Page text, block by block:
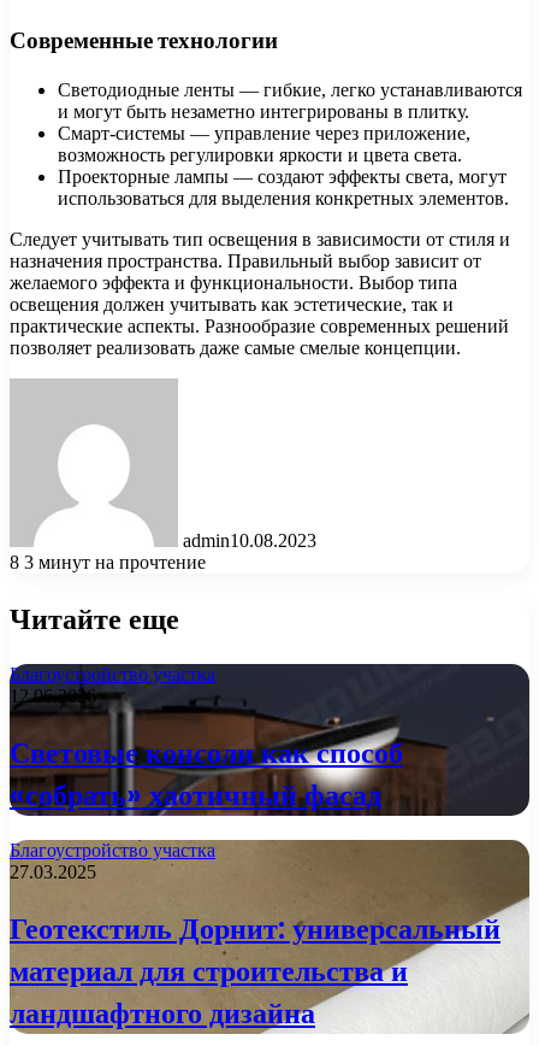
Современные технологии
Светодиодные ленты — гибкие, легко устанавливаются
и могут быть незаметно интегрированы в плитку.
Смарт-системы — управление через приложение,
возможность регулировки яркости и цвета света.
Проекторные лампы — создают эффекты света, могут
использоваться для выделения конкретных элементов.
Следует учитывать тип освещения в зависимости от стиля и
назначения пространства. Правильный выбор зависит от
желаемого эффекта и функциональности. Выбор типа
освещения должен учитывать как эстетические, так и
практические аспекты. Разнообразие современных решений
позволяет реализовать даже самые смелые концепции.
admin10.08.2023
8 3 минут на прочтение
Читайте еще
Благоустройство участка
12.06.2026
Световые консоли как способ
«собрать» хаотичный фасад
Благоустройство участка
27.03.2025
Геотекстиль Дорнит: универсальный
материал для строительства и
ландшафтного дизайна